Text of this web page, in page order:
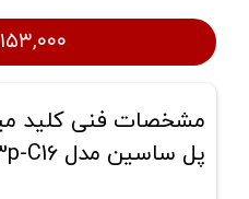
۱۵۳,۰۰۰ تومان
پل ساسین مدل MCB-VB513-3p-C16